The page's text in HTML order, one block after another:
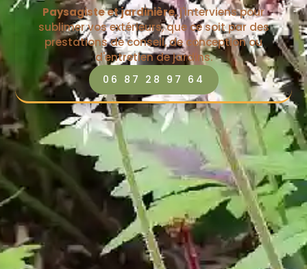
Paysagiste et jardinière, j'interviens pour
sublimer vos extérieurs, que ce soit par des
prestations de conseil, de conception ou
d'entretien de jardins.
06 87 28 97 64